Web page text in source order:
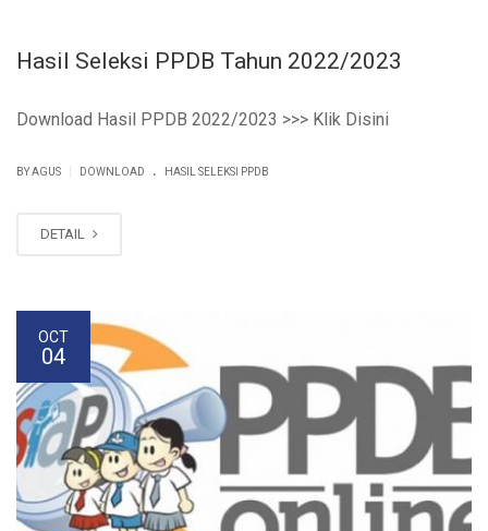
Hasil Seleksi PPDB Tahun 2022/2023
Download Hasil PPDB 2022/2023 >>> Klik Disini
BY AGUS DOWNLOAD . HASIL SELEKSI PPDB
DETAIL
OCT
04